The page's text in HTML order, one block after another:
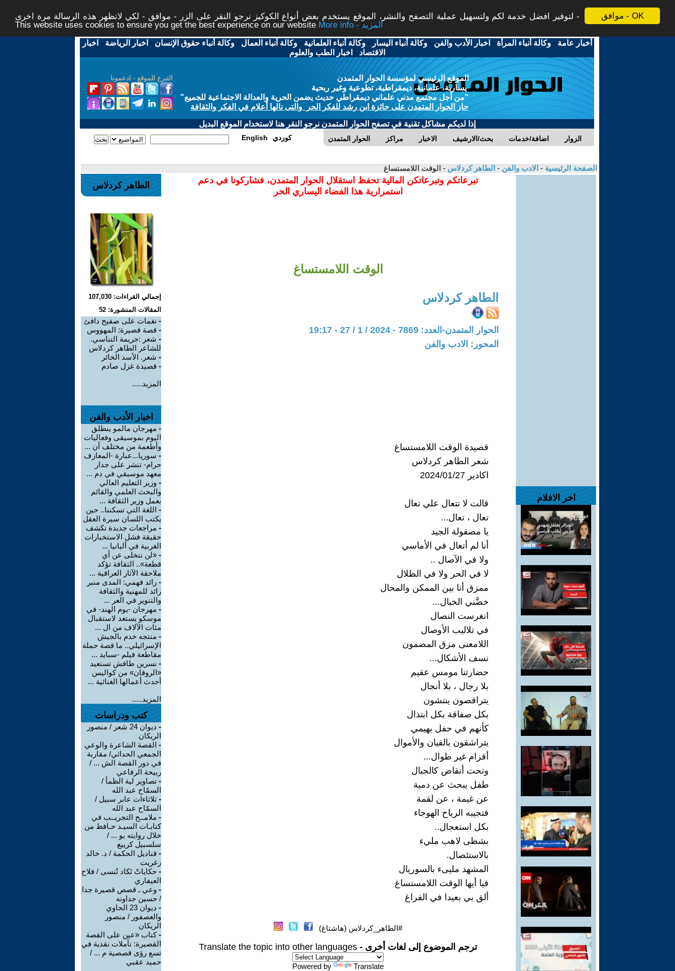
موافق - OK
لتوفير افضل خدمة لكم ولتسهيل عملية التصفح والنشر، الموقع يستخدم بعض أنواع الكوكيز نرجو النقر على الزر - موافق - لكي لاتظهر هذه الرسالة مرة اخرى -
This website uses cookies to ensure you get the best experience on our website
More info - المزيد
أخبار عامة -وكالة أنباء المرأة - اخبار الأدب والفن -وكالة أنباء اليسار -وكالة أنباء العلمانية -وكالة أنباء العمال -وكالة أنباء حقوق الإنسان - اخبار الرياضة - اخبار
الاقتصاد - اخبار الطب والعلوم
التبرع للموقع - ادعمونا
الموقع الرئيسي لمؤسسة الحوار المتمدن
يسارية، علمانية، ديمقراطية، تطوعية وغير ربحية
"من أجل مجتمع مدني علماني ديمقراطي حديث يضمن الحرية والعدالة الاجتماعية للجميع"
حاز الحوار المتمدن على جائزة ابن رشد للفكر الحر والتى نالها أعلام في الفكر والثقافة
إذا لديكم مشاكل تقنية في تصفح الحوار المتمدن نرجو النقر هنا لاستخدام الموقع البديل
الحوار المتمدن مراكز الاخبار بحث/الارشيف اضافة/خدمات الزوار English كوردي
الصفحة الرئيسية - الادب والفن - الطاهر كردلاس - الوقت اللامستساغ
اخر الافلام
تبرعاتكم وتبرعاتكن المالية تحفظ استقلال الحوار المتمدن، فشاركونا في دعم
استمرارية هذا الفضاء اليساري الحر
الوقت اللامستساغ
الطاهر كردلاس
الحوار المتمدن-العدد: 7869 - 2024 / 1 / 27 - 19:17
المحور: الادب والفن
قصيدة الوقت اللامستساغ
شعر الطاهر كردلاس
اكادير 2024/01/27
قالت لا تتعال علي تعال
تعال ، تعال...
يا مصقولة الجيد
أنا لم أتعال في الأماسي
ولا في الآصال ..
لا في الحر ولا في الظلال
ممزق أنا بين الممكن والمحال
خضَّني الخبال...
انغرست النصال
في تلاليب الأوصال
اللامعنى مزق المضمون
نسف الأشكال...
حضارتنا مومس عقيم
بلا رجال ، بلا أنجال
يتراقصون ينتشون
بكل صفاقة بكل ابتذال
كأنهم في حفل بهيمي
يتراشقون بالقيان والأموال
أقزام غير طوال...
وتحت أنقاض كالجبال
طفل يبحث عن دمية
عن غيمة ، عن لقمة
فتجيبه الرياح الهوجاء
بكل استعجال..
بشظى لاهب مليء
بالاستئصال.
المشهد مليىء بالسوريال
فيا أيها الوقت اللامستساغ
ألق بي بعيدا في الفراغ
#الطاهر_كردلاس (هاشتاغ)
ترجم الموضوع إلى لغات أخرى - Translate the topic into other languages
Powered by Translate
الطاهر كردلاس
إجمالي القراءات: 107,030
المقالات المنشورة: 52
- نغمات على صفيح دافئ
- قصة قصيرة: المهووس
- شعر :جريمة التناسي.
للشاعر الطاهر كردلاس
- شعر. الأسد الخائر
- قصيدة غزل صادم
المزيد.....
اخبار الأدب والفن
- مهرجان مالمو ينطلق
اليوم بموسيقى وفعاليات
وأطعمة من مختلف أن ...
- سوريا...عبارة -المعازف
حرام- تنشر على جدار
معهد موسيقي في دم ...
- وزير التعليم العالي
والبحث العلمي والقائم
بعمل وزير الثقافة ...
- اللغة التي تسكننا.. حين
يكتب اللسان سيرة العقل
- مراجعات جديدة تكشف
حقيقة فشل الاستخبارات
الغربية في ألبانيا ...
- «لن نتخلى عن أي
قطعة».. الثقافة تؤكد
ملاحقة الآثار العراقية ...
- رائد فهمي: المدى منبر
رائد للمهنية والثقافة
والتنوير في العر ...
- مهرجان -يوم الهند- في
موسكو يستعد لاستقبال
مئات الآلاف من ال ...
- منتجه خدم بالجيش
الإسرائيلي.. ما قصة حملة
مقاطعة فيلم -سبايد ...
- نسرين طافش تستعيد
«الروقان» من كواليس
أحدث أعمالها الغنائية ...
المزيد.....
كتب ودراسات
-
ديوان 24 شعر / منصور
الريكان
- القصة الشاعرة والوعي
الجمعي الحداثي/ مقاربة
في دور القصة الش ... /
ربيحة الرفاعي
- تصاوير لية الظمأ /
السمّاح عبد الله
- ثلاثاءات عابر سبيل /
السمّاح عبد الله
- ملامــح التجريــب في
كتابـات السيـد حـافظ من
خلال روايته يو ... /
سلسبيل كريبع
- قناديل الحكمة / د. خالد
زغريت
- حكاياتْ تَكاد تُنسى / فلاح
العيفاري
- وعي ـ قصص قصيرة جدا
/ حسين جداونه
-
ديوان 23 الحاوي
والعصفور / منصور
الريكان
-كتاب «عين على القصة
القصيرة: تأملات نقدية في
تسع رؤى قصصية م ... /
حميد عقبي